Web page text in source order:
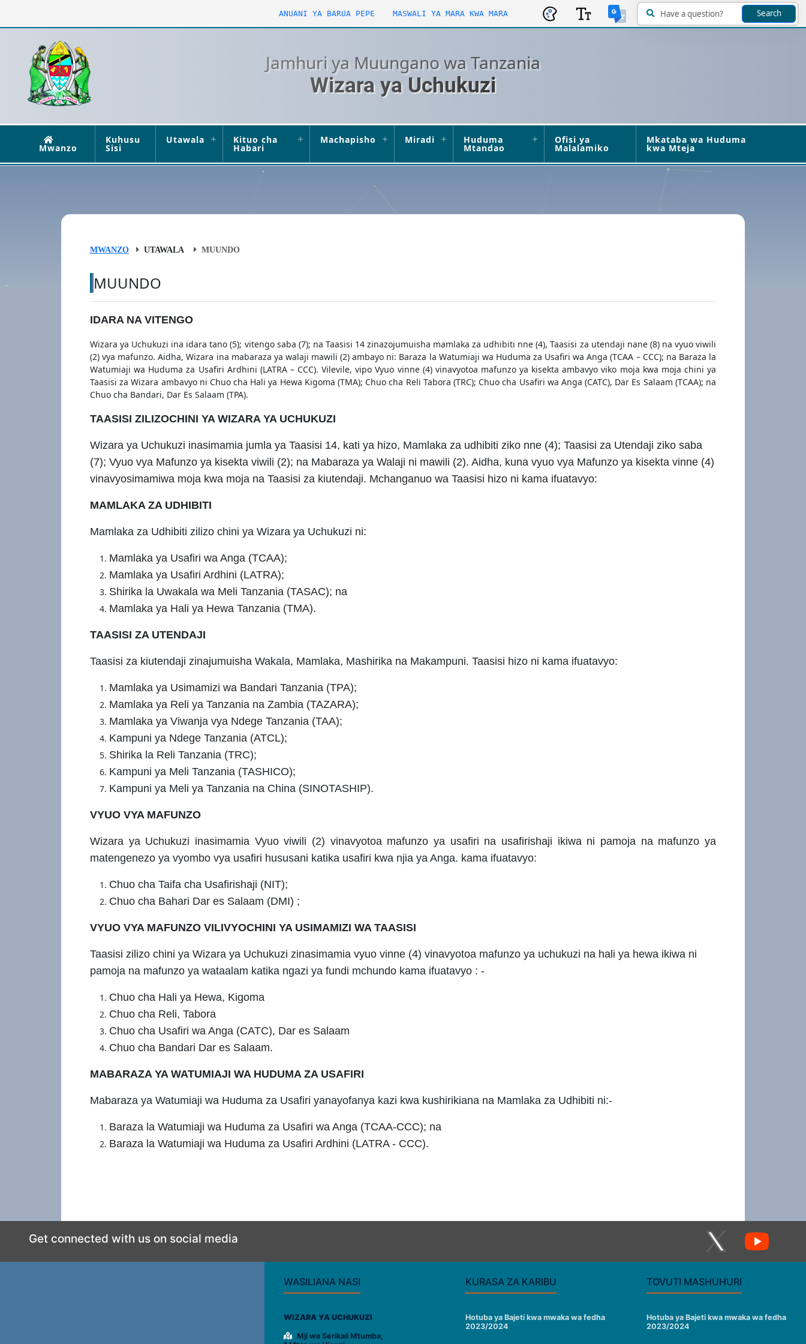
ANUANI YA BARUA PEPE MASWALI YA MARA KWA MARA Search
Jamhuri ya Muungano wa Tanzania
Wizara ya Uchukuzi
Mwanzo
Kuhusu
Sisi
Utawala Kituo cha
Habari
Machapisho Miradi Huduma
Mtandao
Ofisi ya
Malalamiko
Mkataba wa Huduma
kwa Mteja
MWANZO UTAWALA MUUNDO
MUUNDO
IDARA NA VITENGO
Wizara ya Uchukuzi ina idara tano (5); vitengo saba (7); na Taasisi 14 zinazojumuisha mamlaka za udhibiti nne (4), Taasisi za utendaji nane (8) na vyuo viwili
(2) vya mafunzo. Aidha, Wizara ina mabaraza ya walaji mawili (2) ambayo ni: Baraza la Watumiaji wa Huduma za Usafiri wa Anga (TCAA – CCC); na Baraza la
Watumiaji wa Huduma za Usafiri Ardhini (LATRA – CCC). Vilevile, vipo Vyuo vinne (4) vinavyotoa mafunzo ya kisekta ambavyo viko moja kwa moja chini ya
Taasisi za Wizara ambavyo ni Chuo cha Hali ya Hewa Kigoma (TMA); Chuo cha Reli Tabora (TRC); Chuo cha Usafiri wa Anga (CATC), Dar Es Salaam (TCAA); na
Chuo cha Bandari, Dar Es Salaam (TPA).
TAASISI ZILIZOCHINI YA WIZARA YA UCHUKUZI
Wizara ya Uchukuzi inasimamia jumla ya Taasisi 14, kati ya hizo, Mamlaka za udhibiti ziko nne (4); Taasisi za Utendaji ziko saba
(7); Vyuo vya Mafunzo ya kisekta viwili (2); na Mabaraza ya Walaji ni mawili (2). Aidha, kuna vyuo vya Mafunzo ya kisekta vinne (4)
vinavyosimamiwa moja kwa moja na Taasisi za kiutendaji. Mchanganuo wa Taasisi hizo ni kama ifuatavyo:
MAMLAKA ZA UDHIBITI
Mamlaka za Udhibiti zilizo chini ya Wizara ya Uchukuzi ni:
Mamlaka ya Usafiri wa Anga (TCAA);
Mamlaka ya Usafiri Ardhini (LATRA);
Shirika la Uwakala wa Meli Tanzania (TASAC); na
Mamlaka ya Hali ya Hewa Tanzania (TMA).
TAASISI ZA UTENDAJI
Taasisi za kiutendaji zinajumuisha Wakala, Mamlaka, Mashirika na Makampuni. Taasisi hizo ni kama ifuatavyo:
Mamlaka ya Usimamizi wa Bandari Tanzania (TPA);
Mamlaka ya Reli ya Tanzania na Zambia (TAZARA);
Mamlaka ya Viwanja vya Ndege Tanzania (TAA);
Kampuni ya Ndege Tanzania (ATCL);
Shirika la Reli Tanzania (TRC);
Kampuni ya Meli Tanzania (TASHICO);
Kampuni ya Meli ya Tanzania na China (SINOTASHIP).
VYUO VYA MAFUNZO
Wizara ya Uchukuzi inasimamia Vyuo viwili (2) vinavyotoa mafunzo ya usafiri na usafirishaji ikiwa ni pamoja na mafunzo ya
matengenezo ya vyombo vya usafiri hususani katika usafiri kwa njia ya Anga. kama ifuatavyo:
Chuo cha Taifa cha Usafirishaji (NIT);
Chuo cha Bahari Dar es Salaam (DMI) ;
VYUO VYA MAFUNZO VILIVYOCHINI YA USIMAMIZI WA TAASISI
Taasisi zilizo chini ya Wizara ya Uchukuzi zinasimamia vyuo vinne (4) vinavyotoa mafunzo ya uchukuzi na hali ya hewa ikiwa ni
pamoja na mafunzo ya wataalam katika ngazi ya fundi mchundo kama ifuatavyo : -
Chuo cha Hali ya Hewa, Kigoma
Chuo cha Reli, Tabora
Chuo cha Usafiri wa Anga (CATC), Dar es Salaam
Chuo cha Bandari Dar es Salaam.
MABARAZA YA WATUMIAJI WA HUDUMA ZA USAFIRI
Mabaraza ya Watumiaji wa Huduma za Usafiri yanayofanya kazi kwa kushirikiana na Mamlaka za Udhibiti ni:-
Baraza la Watumiaji wa Huduma za Usafiri wa Anga (TCAA-CCC); na
Baraza la Watumiaji wa Huduma za Usafiri Ardhini (LATRA - CCC).
Get connected with us on social media
WASILIANA NASI
WIZARA YA UCHUKUZI
Mji wa Serikali Mtumba,
KURASA ZA KARIBU
Hotuba ya Bajeti kwa mwaka wa fedha
2023/2024
TOVUTI MASHUHURI
Hotuba ya Bajeti kwa mwaka wa fedha
2023/2024